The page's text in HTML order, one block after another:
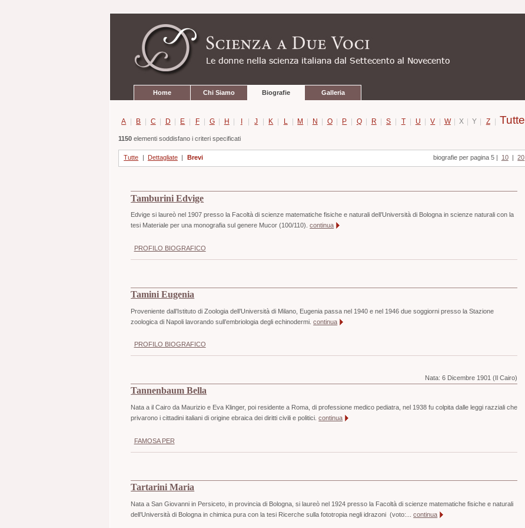
contenuti.
navigazione
Home Chi Siamo Biografie Galleria
A | B | C | D | E | F | G | H | I | J | K | L | M | N | O | P | Q | R | S | T | U | V | W | X | Y | Z | Tutte
1150elementi soddisfano i criteri specificati
Tutte Dettagliate Brevi biografie per pagina 5 10 20
Tamburini Edvige
Edvige si laureò nel 1907 presso la Facoltà di scienze matematiche fisiche e naturali dell’Università di Bologna in scienze naturali con la
tesi Materiale per una monografia sul genere Mucor (100/110).continua
PROFILO BIOGRAFICO
Tamini Eugenia
Proveniente dall’Istituto di Zoologia dell’Università di Milano, Eugenia passa nel 1940 e nel 1946 due soggiorni presso la Stazione
zoologica di Napoli lavorando sull’embriologia degli echinodermi.continua
PROFILO BIOGRAFICO
Nata:6 Dicembre 1901 (Il Cairo)
Tannenbaum Bella
Nata a il Cairo da Maurizio e Eva Klinger, poi residente a Roma, di professione medico pediatra, nel 1938 fu colpita dalle leggi razziali che
privarono i cittadini italiani di origine ebraica dei diritti civili e politici.continua
FAMOSA PER
Tartarini Maria
Nata a San Giovanni in Persiceto, in provincia di Bologna, si laureò nel 1924 presso la Facoltà di scienze matematiche fisiche e naturali
dell’Università di Bologna in chimica pura con la tesi Ricerche sulla fototropia negli idrazoni (voto:...continua